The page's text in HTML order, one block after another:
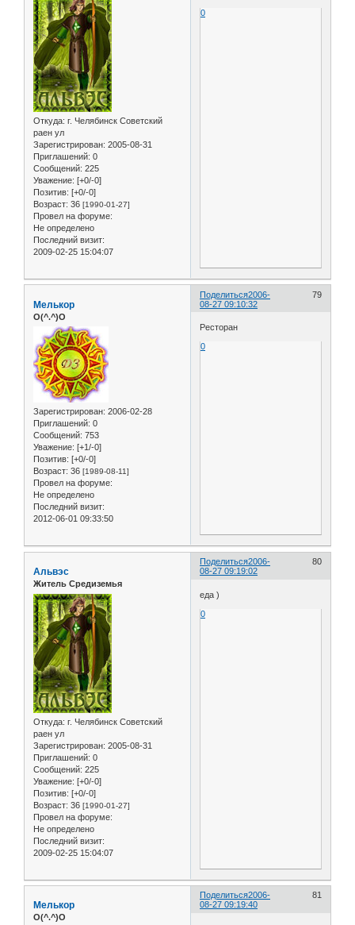
Откуда: г. Челябинск Советский
раен ул
Зарегистрирован: 2005-08-31
Приглашений: 0
Сообщений: 225
Уважение: [+0/-0]
Позитив: [+0/-0]
Возраст: 36 [1990-01-27]
Провел на форуме:
Не определено
Последний визит:
2009-02-25 15:04:07
0
Поделиться 79
2006-
08-27 09:10:32
Мелькор
O(^.^)O
Зарегистрирован: 2006-02-28
Приглашений: 0
Сообщений: 753
Уважение: [+1/-0]
Позитив: [+0/-0]
Возраст: 36 [1989-08-11]
Провел на форуме:
Не определено
Последний визит:
2012-06-01 09:33:50
Ресторан
0
Поделиться 80
2006-
08-27 09:19:02
Альвэс
Житель Средиземья
Откуда: г. Челябинск Советский
раен ул
Зарегистрирован: 2005-08-31
Приглашений: 0
Сообщений: 225
Уважение: [+0/-0]
Позитив: [+0/-0]
Возраст: 36 [1990-01-27]
Провел на форуме:
Не определено
Последний визит:
2009-02-25 15:04:07
еда )
0
Поделиться 81
2006-
08-27 09:19:40
Мелькор
O(^.^)O